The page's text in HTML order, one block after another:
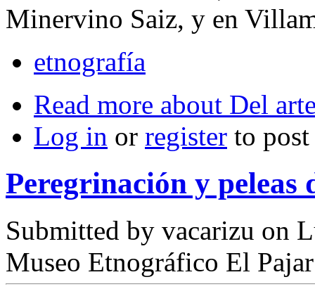
Minervino Saiz, y en
etnografía
Read more about Del
Log in or register to
Peregrinación y peleas
Submitted by vacarizu on
Museo Etnográfico El Pajar